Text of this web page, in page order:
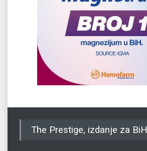
The Prestige, izdanje za BiH